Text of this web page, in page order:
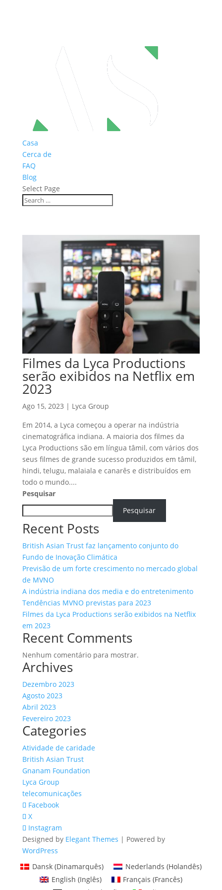
Casa
Cerca de
FAQ
Blog
Select Page
Filmes da Lyca Productions
serão exibidos na Netflix em
2023
Ago 15, 2023 | Lyca Group
Em 2014, a Lyca começou a operar na indústria
cinematográfica indiana. A maioria dos filmes da
Lyca Productions são em língua tâmil, com vários dos
seus filmes de grande sucesso produzidos em tâmil,
hindi, telugu, malaiala e canarês e distribuídos em
todo o mundo....
Pesquisar
Pesquisar
Recent Posts
British Asian Trust faz lançamento conjunto do
Fundo de Inovação Climática
Previsão de um forte crescimento no mercado global
de MVNO
A indústria indiana dos media e do entretenimento
Tendências MVNO previstas para 2023
Filmes da Lyca Productions serão exibidos na Netflix
em 2023
Recent Comments
Nenhum comentário para mostrar.
Archives
Dezembro 2023
Agosto 2023
Abril 2023
Fevereiro 2023
Categories
Atividade de caridade
British Asian Trust
Gnanam Foundation
Lyca Group
telecomunicações
Facebook
X
Instagram
Designed by Elegant Themes | Powered by
WordPress
Dansk (Dinamarquês) Nederlands (Holandês)
English (Inglês) Français (Francês)